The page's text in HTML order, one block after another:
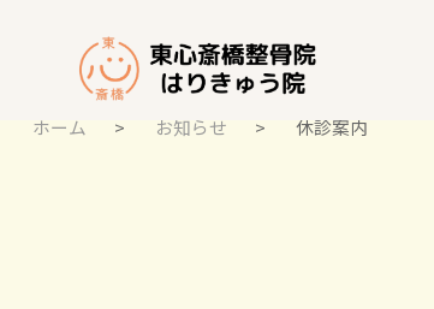
ホーム > お知らせ > 休診案内